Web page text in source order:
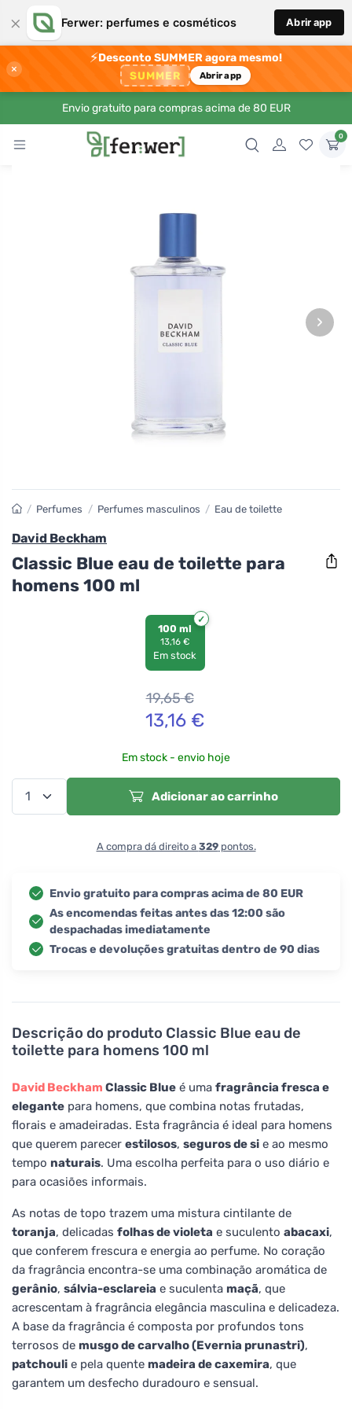
× Ferwer: perfumes e cosméticos Abrir app
×
⚡Desconto SUMMER agora mesmo!
SUMMER Abrir app
Envio gratuito para compras acima de 80 EUR
0
›
Descrição do produto Classic Blue eau de
toilette para homens 100 ml
David Beckham Classic Blue é uma fragrância fresca e
elegante para homens, que combina notas frutadas,
florais e amadeiradas. Esta fragrância é ideal para homens
que querem parecer estilosos, seguros de si e ao mesmo
tempo naturais. Uma escolha perfeita para o uso diário e
para ocasiões informais.
As notas de topo trazem uma mistura cintilante de
toranja, delicadas folhas de violeta e suculento abacaxi,
que conferem frescura e energia ao perfume. No coração
da fragrância encontra-se uma combinação aromática de
gerânio, sálvia-esclareia e suculenta maçã, que
acrescentam à fragrância elegância masculina e delicadeza.
A base da fragrância é composta por profundos tons
terrosos de musgo de carvalho (Evernia prunastri),
patchouli e pela quente madeira de caxemira, que
garantem um desfecho duradouro e sensual.
/ Perfumes / Perfumes masculinos / Eau de toilette
David Beckham
Classic Blue eau de toilette para
homens 100 ml
100 ml
13,16 €
Em stock
19,65€
13,16€
Em stock - envio hoje
Adicionar ao carrinho
A compra dá direito a 329pontos.
Envio gratuito para compras acima de 80 EUR
As encomendas feitas antes das 12:00 são
despachadas imediatamente
Trocas e devoluções gratuitas dentro de 90 dias